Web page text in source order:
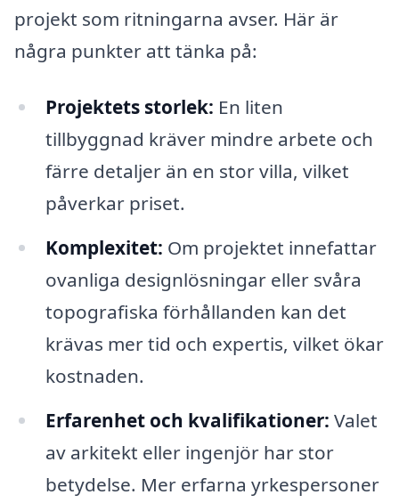
projekt som ritningarna avser. Här är
några punkter att tänka på:
Projektets storlek: En liten
tillbyggnad kräver mindre arbete och
färre detaljer än en stor villa, vilket
påverkar priset.
Komplexitet: Om projektet innefattar
ovanliga designlösningar eller svåra
topografiska förhållanden kan det
krävas mer tid och expertis, vilket ökar
kostnaden.
Erfarenhet och kvalifikationer: Valet
av arkitekt eller ingenjör har stor
betydelse. Mer erfarna yrkespersoner